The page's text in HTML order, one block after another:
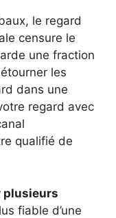
le regard
censure le
une fraction
les
dans une
regard avec
qualifié de
plusieurs
fiable d’une